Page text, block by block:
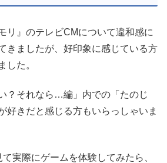
リ』のテレビCMについて違和感に
きましたが、好印象に感じている方
した。
？それなら…編」内での「たのじ
好きだと感じる方もいらっしゃいま
実際にゲームを体験してみたら、